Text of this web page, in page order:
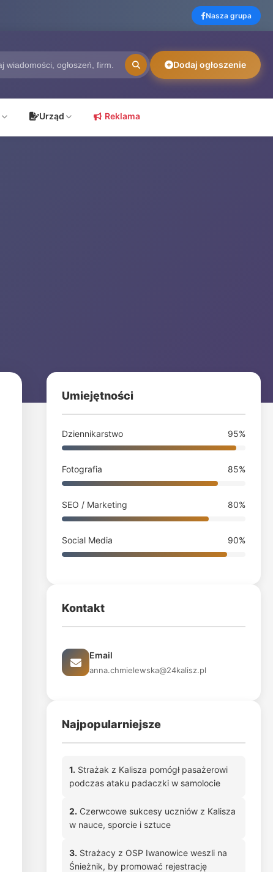
Nasza grupa
Dodaj ogłoszenie
Urząd Reklama
Umiejętności
Dziennikarstwo 95%
Fotografia 85%
SEO / Marketing 80%
Social Media 90%
Kontakt
Email
anna.chmielewska@24kalisz.pl
Najpopularniejsze
1. Strażak z Kalisza pomógł pasażerowi
podczas ataku padaczki w samolocie
2. Czerwcowe sukcesy uczniów z Kalisza
w nauce, sporcie i sztuce
3. Strażacy z OSP Iwanowice weszli na
Śnieżnik, by promować rejestrację